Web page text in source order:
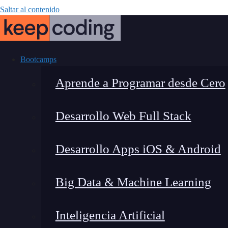
Saltar al contenido
Bootcamps
Aprende a Programar desde Cero
Desarrollo Web Full Stack
Desarrollo Apps iOS & Android
Big Data & Machine Learning
Inteligencia Artificial
Forzar a